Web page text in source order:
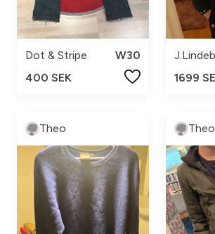
Dot & Stripe
W30
400 SEK
1699
Theo Theo